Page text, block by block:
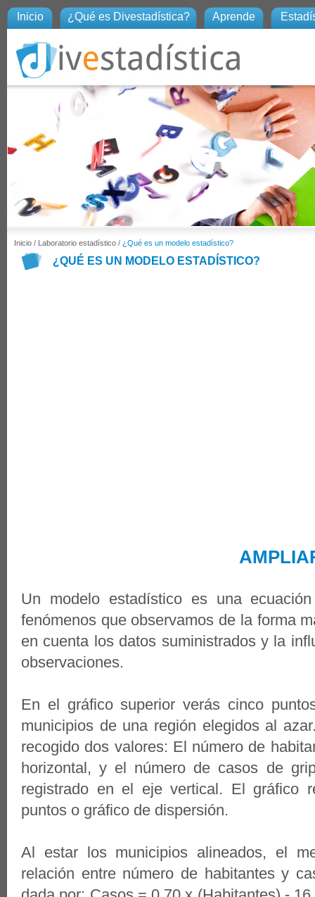
Inicio ¿Qué es Divestadística? Aprende
Inicio / Laboratorio estadístico / ¿Qué es un modelo estadístico?
¿QUÉ ES UN MODELO ESTADÍSTICO?
Un modelo estadístico es una
fenómenos que observamos de la forma
en cuenta los datos suministrados y la
observaciones.
En el gráfico superior verás cinco
municipios de una región elegidos al
recogido dos valores: El número de
horizontal, y el número de casos de
registrado en el eje vertical. El gráfico
puntos o gráfico de dispersión.
Al estar los municipios alineados, el
relación entre número de habitantes y